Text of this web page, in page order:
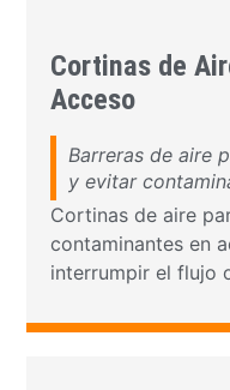
Cortinas de
Acceso
Barreras de aire
y evitar
Cortinas de aire
contaminantes en
interrumpir el flujo